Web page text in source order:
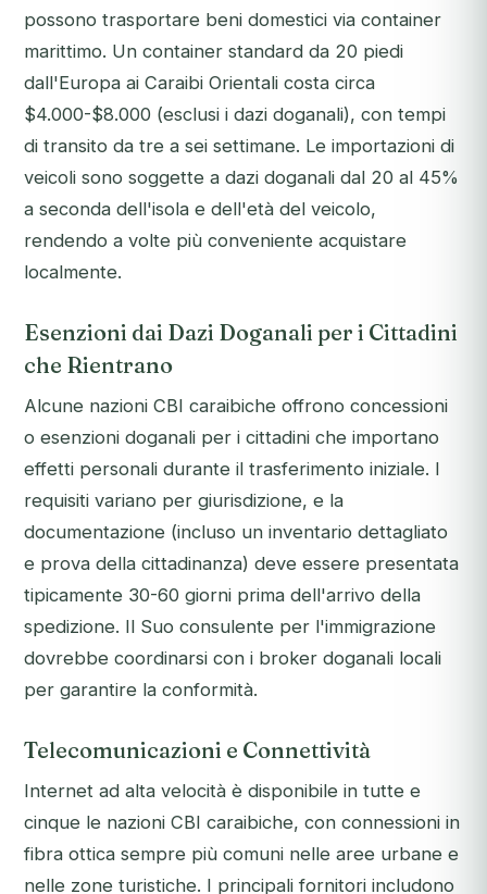
possono trasportare beni domestici via container
marittimo. Un container standard da 20 piedi
dall'Europa ai Caraibi Orientali costa circa
$4.000-$8.000 (esclusi i dazi doganali), con tempi
di transito da tre a sei settimane. Le importazioni di
veicoli sono soggette a dazi doganali dal 20 al 45%
a seconda dell'isola e dell'età del veicolo,
rendendo a volte più conveniente acquistare
localmente.
Esenzioni dai Dazi Doganali per i Cittadini
che Rientrano
Alcune nazioni CBI caraibiche offrono concessioni
o esenzioni doganali per i cittadini che importano
effetti personali durante il trasferimento iniziale. I
requisiti variano per giurisdizione, e la
documentazione (incluso un inventario dettagliato
e prova della cittadinanza) deve essere presentata
tipicamente 30-60 giorni prima dell'arrivo della
spedizione. Il Suo consulente per l'immigrazione
dovrebbe coordinarsi con i broker doganali locali
per garantire la conformità.
Telecomunicazioni e Connettività
Internet ad alta velocità è disponibile in tutte e
cinque le nazioni CBI caraibiche, con connessioni in
fibra ottica sempre più comuni nelle aree urbane e
nelle zone turistiche. I principali fornitori includono